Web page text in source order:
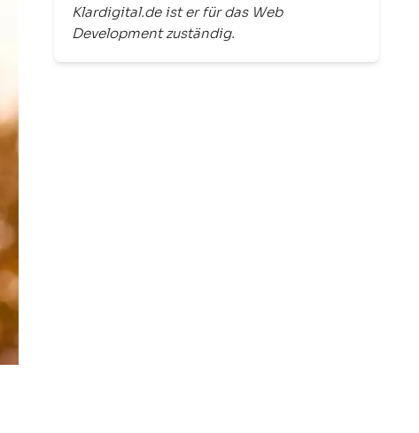
Klardigital.de ist er für das Web
Development zuständig.